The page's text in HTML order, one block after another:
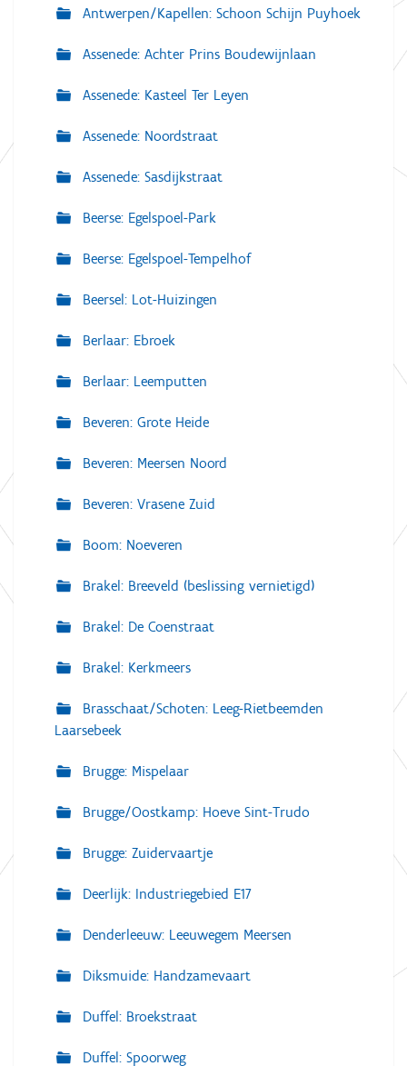
Antwerpen/Kapellen: Schoon Schijn Puyhoek
Assenede: Achter Prins Boudewijnlaan
Assenede: Kasteel Ter Leyen
Assenede: Noordstraat
Assenede: Sasdijkstraat
Beerse: Egelspoel-Park
Beerse: Egelspoel-Tempelhof
Beersel: Lot-Huizingen
Berlaar: Ebroek
Berlaar: Leemputten
Beveren: Grote Heide
Beveren: Meersen Noord
Beveren: Vrasene Zuid
Boom: Noeveren
Brakel: Breeveld (beslissing vernietigd)
Brakel: De Coenstraat
Brakel: Kerkmeers
Brasschaat/Schoten: Leeg-Rietbeemden
Laarsebeek
Brugge: Mispelaar
Brugge/Oostkamp: Hoeve Sint-Trudo
Brugge: Zuidervaartje
Deerlijk: Industriegebied E17
Denderleeuw: Leeuwegem Meersen
Diksmuide: Handzamevaart
Duffel: Broekstraat
Duffel: Spoorweg